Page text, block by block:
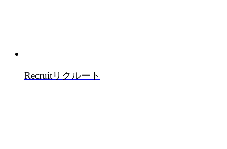
Recruitリクルート